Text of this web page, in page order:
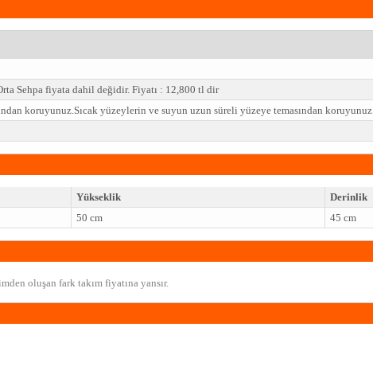
Sehpa fiyata dahil değidir. Fiyatı : 12,800 tl dir
koruyunuz.Sıcak yüzeylerin ve suyun uzun süreli yüzeye temasından koruyunuz.
Yükseklik
Derinlik
50 cm 45 cm
oluşan fark takım fiyatına yansır.